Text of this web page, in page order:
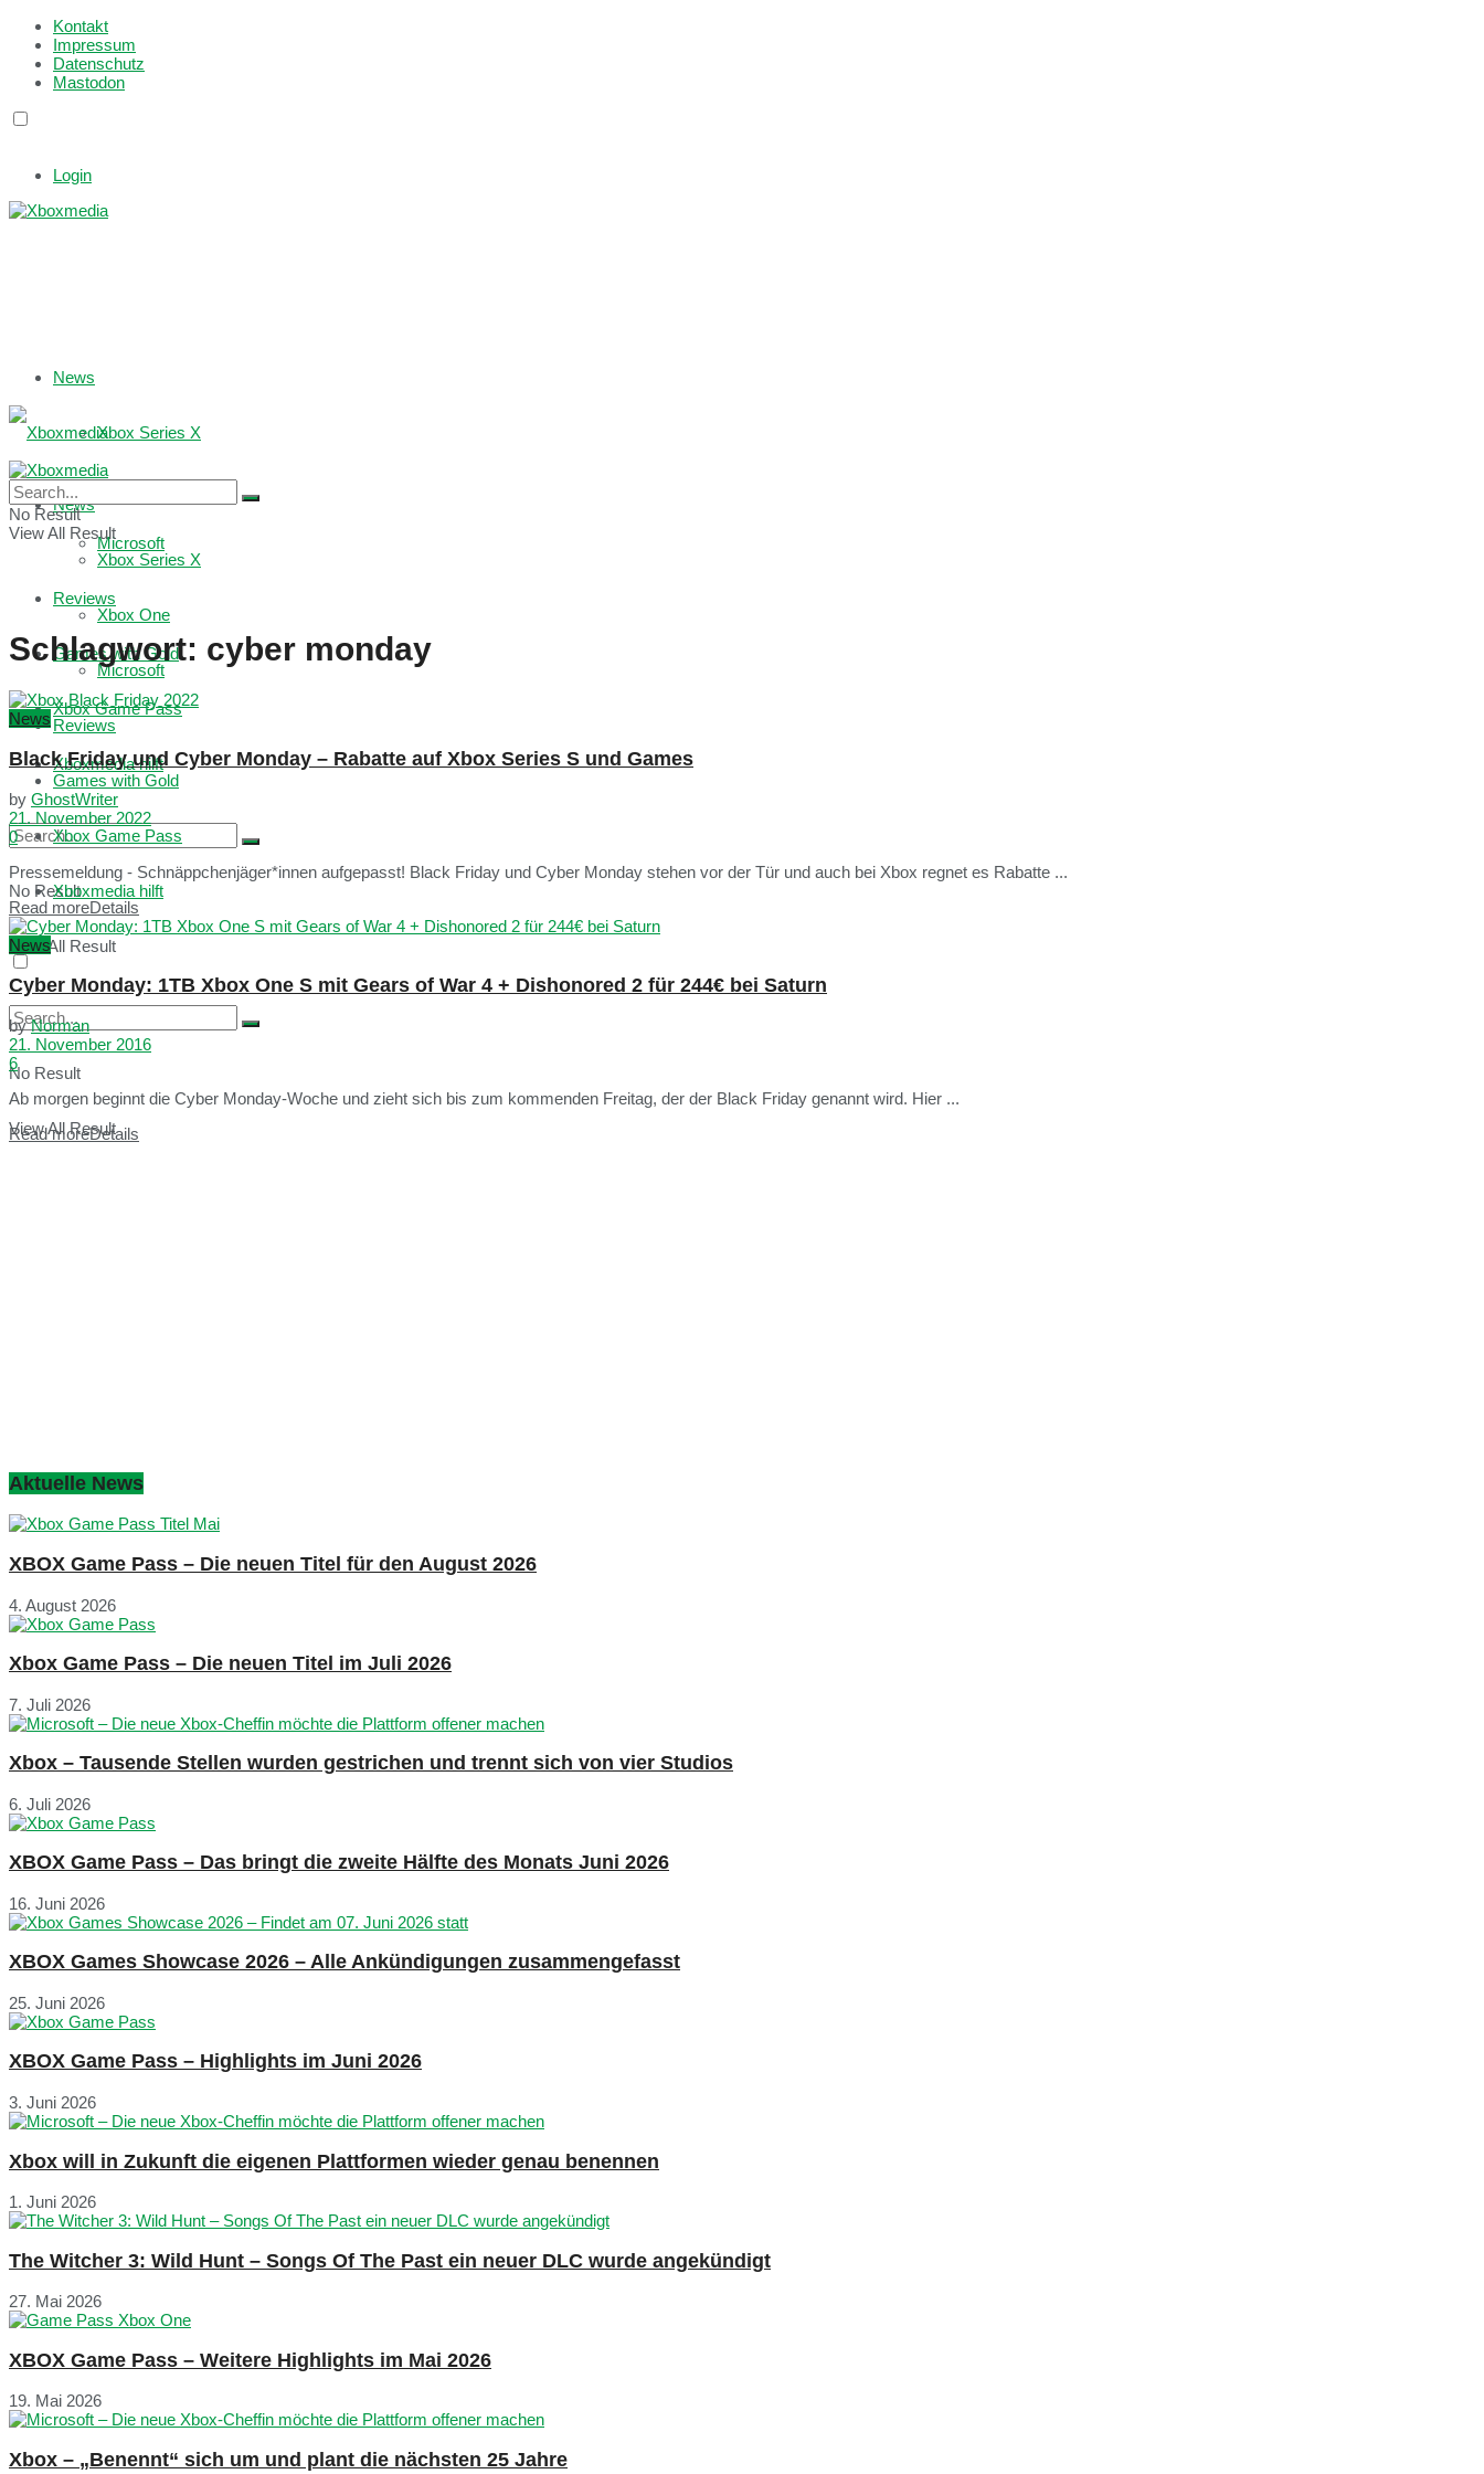
Kontakt
Impressum
Datenschutz
Mastodon
Login
News
Xbox Series X
Microsoft
Reviews
Games with Gold
Xbox Game Pass
Xboxmedia hilft
No Result
View All Result
News
Xbox Series X
Xbox One
Microsoft
Reviews
Games with Gold
Xbox Game Pass
Xboxmedia hilft
No Result
View All Result
No Result
View All Result
Schlagwort: cyber monday
News
Black Friday und Cyber Monday – Rabatte auf Xbox Series S und Games
by GhostWriter
21. November 2022
0
Pressemeldung - Schnäppchenjäger*innen aufgepasst! Black Friday und Cyber Monday stehen vor der Tür und auch bei Xbox regnet es Rabatte ...
Read moreDetails
News
Cyber Monday: 1TB Xbox One S mit Gears of War 4 + Dishonored 2 für 244€ bei Saturn
by Norman
21. November 2016
6
Ab morgen beginnt die Cyber Monday-Woche und zieht sich bis zum kommenden Freitag, der der Black Friday genannt wird. Hier ...
Read moreDetails
Aktuelle News
XBOX Game Pass – Die neuen Titel für den August 2026
4. August 2026
Xbox Game Pass – Die neuen Titel im Juli 2026
7. Juli 2026
Xbox – Tausende Stellen wurden gestrichen und trennt sich von vier Studios
6. Juli 2026
XBOX Game Pass – Das bringt die zweite Hälfte des Monats Juni 2026
16. Juni 2026
XBOX Games Showcase 2026 – Alle Ankündigungen zusammengefasst
25. Juni 2026
XBOX Game Pass – Highlights im Juni 2026
3. Juni 2026
Xbox will in Zukunft die eigenen Plattformen wieder genau benennen
1. Juni 2026
The Witcher 3: Wild Hunt – Songs Of The Past ein neuer DLC wurde angekündigt
27. Mai 2026
XBOX Game Pass – Weitere Highlights im Mai 2026
19. Mai 2026
Xbox – „Benennt“ sich um und plant die nächsten 25 Jahre